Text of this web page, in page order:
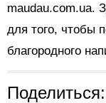
maudau.com.ua.
для того, чтобы
благородного
Поделиться: